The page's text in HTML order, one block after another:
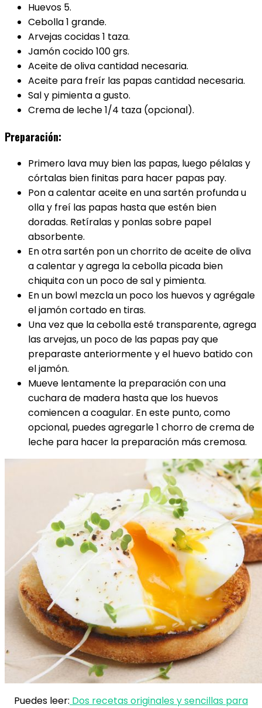
Huevos 5.
Cebolla 1 grande.
Arvejas cocidas 1 taza.
Jamón cocido 100 grs.
Aceite de oliva cantidad necesaria.
Aceite para freír las papas cantidad necesaria.
Sal y pimienta a gusto.
Crema de leche 1/4 taza (opcional).
Preparación:
Primero lava muy bien las papas, luego pélalas y
córtalas bien finitas para hacer papas pay.
Pon a calentar aceite en una sartén profunda u
olla y freí las papas hasta que estén bien
doradas. Retíralas y ponlas sobre papel
absorbente.
En otra sartén pon un chorrito de aceite de oliva
a calentar y agrega la cebolla picada bien
chiquita con un poco de sal y pimienta.
En un bowl mezcla un poco los huevos y agrégale
el jamón cortado en tiras.
Una vez que la cebolla esté transparente, agrega
las arvejas, un poco de las papas pay que
preparaste anteriormente y el huevo batido con
el jamón.
Mueve lentamente la preparación con una
cuchara de madera hasta que los huevos
comiencen a coagular. En este punto, como
opcional, puedes agregarle 1 chorro de crema de
leche para hacer la preparación más cremosa.
Puedes leer: Dos recetas originales y sencillas para